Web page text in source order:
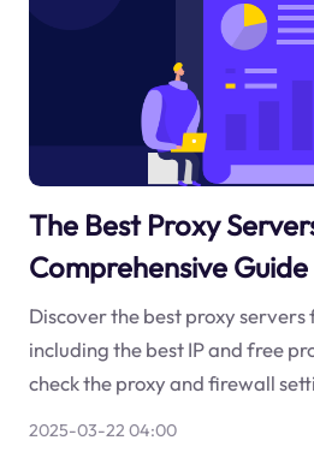
The Best Proxy
Comprehensive Guide
Discover the best proxy
including the best IP and free
check the proxy and firewall
2025-03-22 04:00